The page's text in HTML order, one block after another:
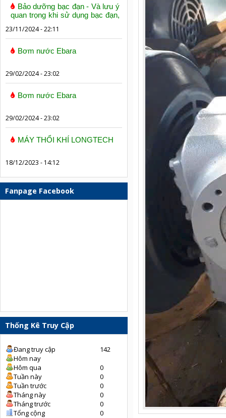
Bảo dưỡng bạc đạn - Và lưu ý
quan trọng khi sử dụng bạc đạn,
23/11/2024 - 22:11
Bơm nước Ebara
29/02/2024 - 23:02
Bơm nước Ebara
29/02/2024 - 23:02
MÁY THỔI KHÍ LONGTECH
18/12/2023 - 14:12
Fanpage Facebook
Thống Kê Truy Cập
Đang truy cập
142
Hôm nay
Hôm qua
0
Tuần này
0
Tuần trước
0
Tháng này
0
Tháng trước
0
Tổng cộng
0